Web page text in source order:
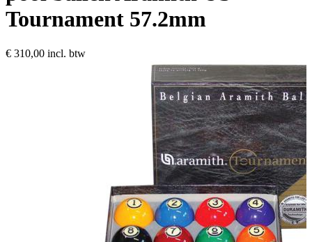
Tournament 57.2mm
€ 310,00 incl. btw